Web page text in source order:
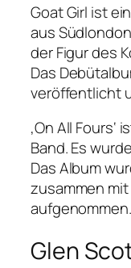
Goat Girl ist
aus
der Figur des
Das
veröffentlicht
‚On All
Band. Es
Das Album
zusammen
aufgenommen.
Glen